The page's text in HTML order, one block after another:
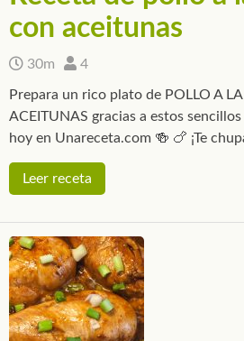
con aceitunas
30m 4
Prepara un rico plato de POLLO A
ACEITUNAS gracias a estos
hoy en Unareceta.com 🍻 🍗 ¡Te
Leer receta